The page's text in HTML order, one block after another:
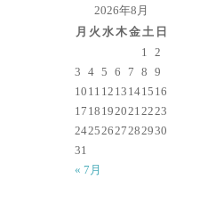
2026年8月
月 火 水木金 土 日
« 7月
1
2
3 4 5 6 7 8 9
10 11 12 13 1415 16
17 18 19 20 21 22 23
2425 26 27 28 2930
31